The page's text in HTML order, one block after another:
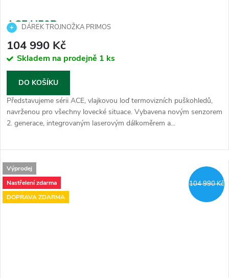
ACE H50R
DÁREK TROJNOŽKA PRIMOS
104 990 Kč
Skladem na prodejně 1 ks
DO KOŠÍKU
Představujeme sérii ACE, vlajkovou loď termovizních puškohledů,
navrženou pro všechny lovecké situace. Vybavena novým senzorem
2. generace, integrovaným laserovým dálkoměrem a...
Výprodej
Nastřelení zdarma
DOPRAVA ZDARMA
104 990 Kč